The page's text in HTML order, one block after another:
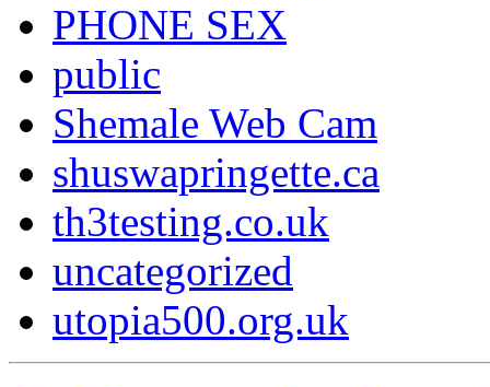
PHONE SEX
public
Shemale Web Cam
shuswapringette.ca
th3testing.co.uk
uncategorized
utopia500.org.uk